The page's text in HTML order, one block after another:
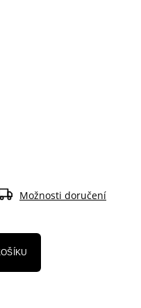
Možnosti doručení